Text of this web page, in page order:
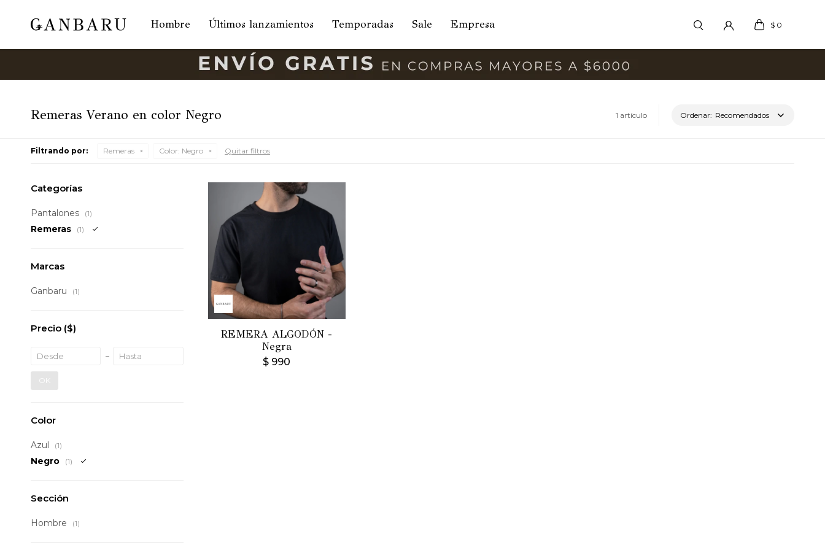
Hombre Últimos lanzamientos Temporadas Sale Empresa $ 0
Remeras Verano en color Negro 1 artículo Recomendados
Filtrando por: Remeras Color: Negro Quitar filtros
REMERA ALGODÓN -
Negra
$ 990
Categorías
Pantalones (1)
Remeras (1)
Marcas
Ganbaru (1)
Precio ($)
OK
Color
Azul (1)
Negro (1)
Sección
Hombre (1)